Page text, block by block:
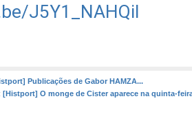
J5Y1_NAHQiI
Publicações de Gabor HAMZA...
[Histport] O monge de Cister aparece na quinta-